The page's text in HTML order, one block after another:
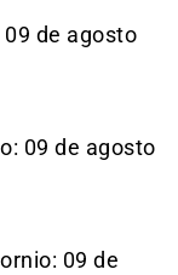
de agosto
09 de agosto
09 de